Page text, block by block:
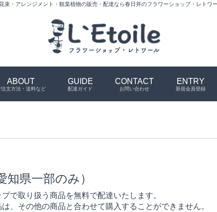
束・アレンジメント・観葉植物の販売・配達なら春日井のフラワーショップ・レトワ
ABOUT
注文方法・送料など
GUIDE
配達ガイド
CONTACT
お問い合わせ
ENTRY
新規会員登録
県一部のみ）
で取り扱う商品を無料で配達いたします。
、その他の商品と合わせて購入することができません。